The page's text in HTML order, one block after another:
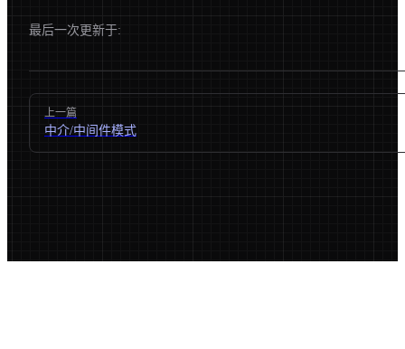
最后一次更新于:
Pager
上一篇
中介/中间件模式